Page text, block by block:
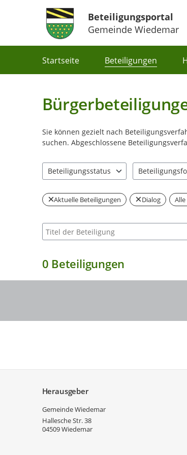
Beteiligungsportal
Gemeinde Wiedemar
Startseite Beteiligungen
Sie können gezielt nach
suchen. Abgeschlossene
Beteiligungsstatus
Aktuelle Beteiligungen Dialog
Suche nach Beteiligung
0 Beteiligungen
Herausgeber
Gemeinde Wiedemar
Hallesche Str. 38
04509Wiedemar